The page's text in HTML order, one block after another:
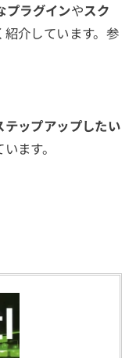
ラグインやスク
介しています。参
テップアップしたい
ます。